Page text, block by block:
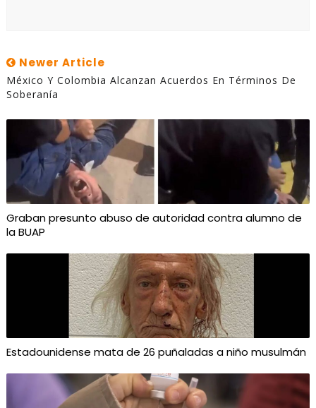
Newer Article
México Y Colombia Alcanzan Acuerdos En Términos De
Soberanía
Graban presunto abuso de autoridad contra alumno de
la BUAP
Estadounidense mata de 26 puñaladas a niño musulmán